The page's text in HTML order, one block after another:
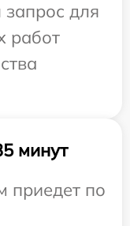
запрос для
работ
минут
приедет по